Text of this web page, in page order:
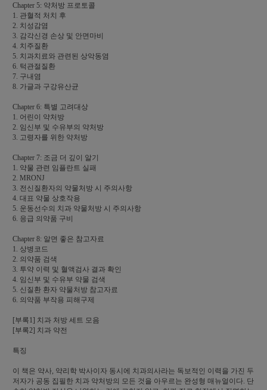
Chapter 5: 약처방 프로토콜
1. 관혈적 처치 후
2. 치성감염
3. 감각신경 손상 및 안면마비
4. 치주질환
5. 치과치료와 관련된 상악동염
6. 턱관절질환
7. 구내염
8. 가글과 구강유산균
Chapter 6: 특별 고려대상
1. 어린이 약처방
2. 임신부 및 수유부의 약처방
3. 고령자를 위한 약처방
Chapter 7: 조금 더 깊이 알기
1. 약물 관련 임플란트 실패
2. MRONJ
3. 전신질환자의 약물처방 시 주의사항
4. 대표 약물 상호작용
5. 운동선수의 치과 약물처방 시 주의사항
6. 응급 의약품 구비
Chapter 8: 알면 좋은 참고자료
1. 상병코드
2. 의약품 검색
3. 투약 이력 및 혈액검사 결과 확인
4. 임신부 및 수유부 약물 검색
5. 신질환 환자 약물처방 참고자료
6. 의약품 부작용 피해구제
[부록1] 치과 처방 세트 모음
[부록2] 치과 약전
특징
이 책은 약사, 약리학 박사이자 동시에 치과의사라는 독보적인 이력을 가진 두
저자가 공동 집필한 치과 약처방의 모든 것을 아우르는 완성형 매뉴얼이다. 단